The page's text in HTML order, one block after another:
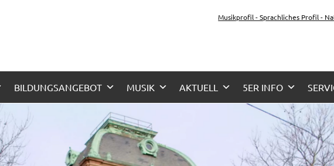
Gymnasium Karlsruhe
Musikprofil - Sprachliches Profil -
BILDUNGSANGEBOT MUSIK AKTUELL 5ER INFO